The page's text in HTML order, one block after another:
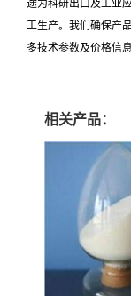
途为科研出口及工业
工生产。我们确保产
多技术参数及价格信息
相关产品：